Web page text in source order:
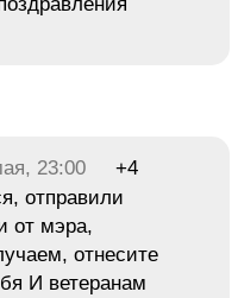
23:00
+4
отправили
от мэра,
отнесите
И ветеранам